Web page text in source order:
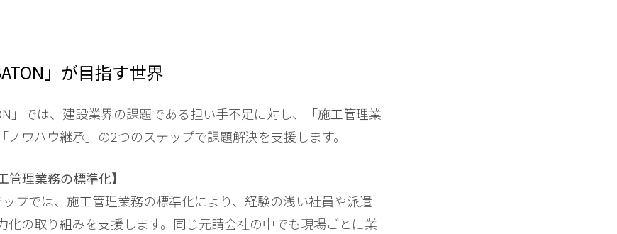
」が目指す世界
」では、建設業界の課題である担い手不足に対し、「施工管理業
ノウハウ継承」の2つのステップで課題解決を支援します。
管理業務の標準化】
プでは、施工管理業務の標準化により、経験の浅い社員や派遣
化の取り組みを支援します。同じ元請会社の中でも現場ごとに業